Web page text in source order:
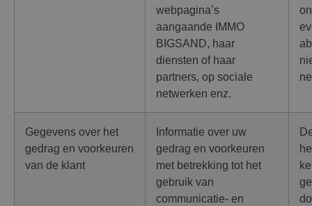
webpagina’s
aangaande IMMO
BIGSAND, haar
diensten of haar
partners, op sociale
netwerken enz.
Gegevens over het
gedrag en voorkeuren
van de klant
Informatie over uw
gedrag en voorkeuren
met betrekking tot het
gebruik van
communicatie- en